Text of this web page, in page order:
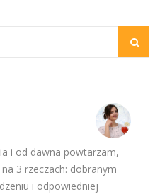
i od dawna powtarzam,
3 rzeczach: dobranym
i odpowiedniej